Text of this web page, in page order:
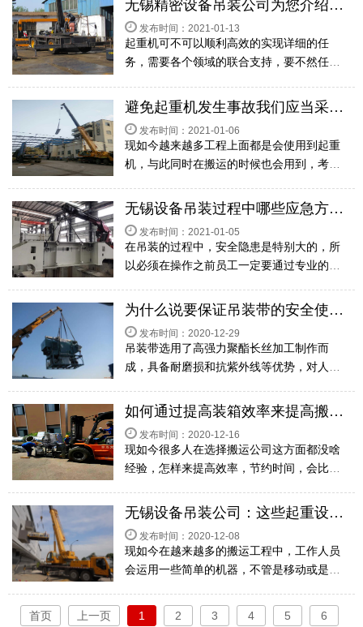
好一些准备工作，下面无锡设备吊装公司中
东搬运就俩...
无锡精密设备吊装公司为您介绍吊车工在操作的时都有哪些要求？
发布时间：2021-01-13
起重机可不可以顺利高效的实现详细的任
务，需要各个领域的联合支持，要不然任何
失，尤其是吊车工人，为了确保安全生产，
一定要了解详细的操作标准，下面无锡精密
设备吊装公司中...
避免起重机发生事故我们应当采取哪些措施？
发布时间：2021-01-06
现如今越来越多工程上面都是会使用到起重
机，与此同时在搬运的时候也会用到，考虑
通常会造成一系列的事故，因为这起重机的
操作工必须拥有熟练的操作技能才可以，与
此同时为了...
无锡设备吊装过程中哪些应急方法大家必须要了解的？
发布时间：2021-01-05
在吊装的过程中，安全隐患是特别大的，所
以必须在操作之前员工一定要通过专业的考
时还必须了解遇到突发状况时候的应急方
法，那样能保障安全。下面无锡设备吊装公
司中东搬运就...
为什么说要保证吊装带的安全使用保养是关键？
发布时间：2020-12-29
吊装带选用了高强力聚酯长丝加工制作而
成，具备耐磨损和抗紫外线等优势，对人都
比如说这个吊装层面，只不过如果不经常做
一些保养的话，可能会严重威胁到安全保
障，下面无锡设...
如何通过提高装箱效率来提高搬运效率？
发布时间：2020-12-16
现如今很多人在选择搬运公司这方面都没啥
经验，怎样来提高效率，节约时间，会比较
解清楚，那样就能确保搬运顺利完成，其中
相对比较重要的是装箱。下面无锡设备搬运
公司中东搬...
无锡设备吊装公司：这些起重设备具体是该怎样操作？
发布时间：2020-12-08
现如今在越来越多的搬运工程中，工作人员
会运用一些简单的机器，不管是移动或是静
比人力更具有优势，与此同时需要我们知道
首页 上一页 1 2 3 4 5 6